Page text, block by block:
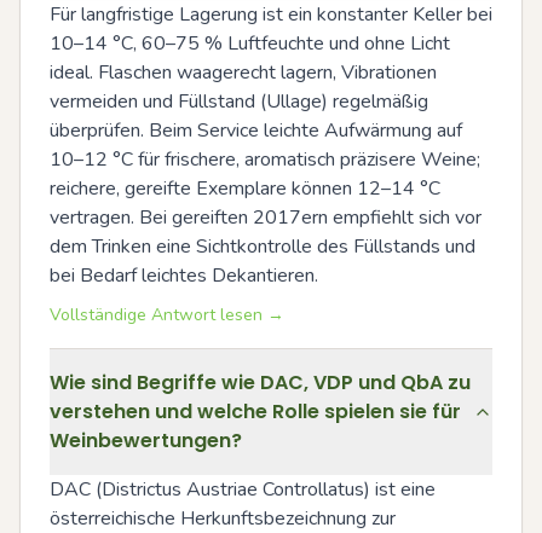
Für langfristige Lagerung ist ein konstanter Keller bei
10–14 °C, 60–75 % Luftfeuchte und ohne Licht
ideal. Flaschen waagerecht lagern, Vibrationen
vermeiden und Füllstand (Ullage) regelmäßig
überprüfen. Beim Service leichte Aufwärmung auf
10–12 °C für frischere, aromatisch präzisere Weine;
reichere, gereifte Exemplare können 12–14 °C
vertragen. Bei gereiften 2017ern empfiehlt sich vor
dem Trinken eine Sichtkontrolle des Füllstands und
bei Bedarf leichtes Dekantieren.
Vollständige Antwort lesen →
Wie sind Begriffe wie DAC, VDP und QbA zu
verstehen und welche Rolle spielen sie für
Weinbewertungen?
DAC (Districtus Austriae Controllatus) ist eine
österreichische Herkunftsbezeichnung zur